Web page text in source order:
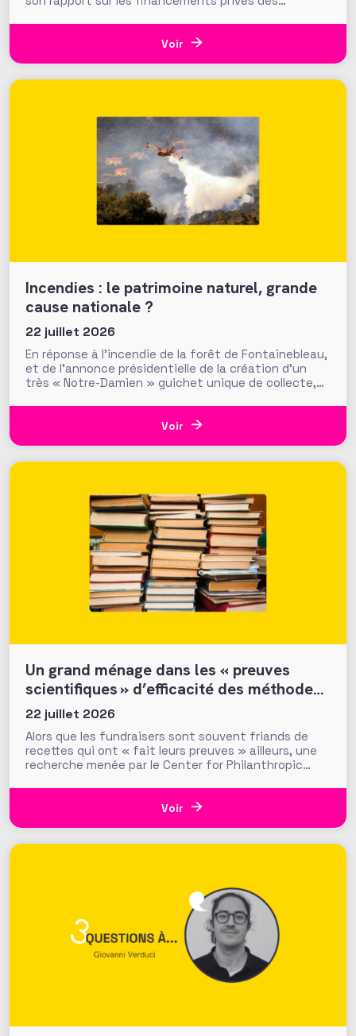
influence croissante dans les domaines de l’intérêt
général. Fonds de dotation dormants, fondations
Voir
Incendies : le patrimoine naturel, grande
cause nationale ?
22 juillet 2026
En réponse à l’incendie de la forêt de Fontainebleau,
et de l’annonce présidentielle de la création d’un
très « Notre-Damien » guichet unique de collecte,
d’une semaine par la Fondation du Patrimoine. Alors
que d’autres collectes, par l’ONF ou des particuliers,
Voir
Un grand ménage dans les « preuves
scientifiques » d’efficacité des méthodes
et tactiques de collecte…
22 juillet 2026
Alors que les fundraisers sont souvent friands de
recettes qui ont « fait leurs preuves » ailleurs, une
recherche menée par le Center for Philanthropic
question cruciale : la recherche académique sur la
générosité apporte-t-elle des preuves solides pour
Voir